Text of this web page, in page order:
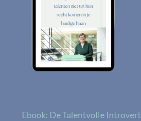
Ebook: De Talentvolle Introvert